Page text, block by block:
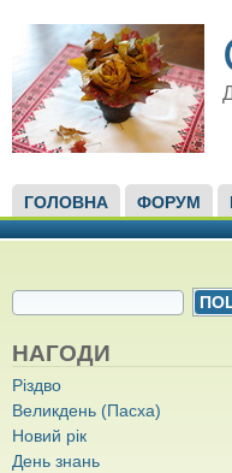
ГОЛОВНЕ МЕНЮ
ГОЛОВНА ФОРУМ
ПОШУКОВА
НАГОДИ
Різдво
Великдень (Пасха)
Новий рік
День знань